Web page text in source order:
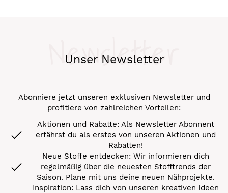
Unser Newsletter
Newsletter
Abonniere jetzt unseren exklusiven Newsletter und
profitiere von zahlreichen Vorteilen:
Aktionen und Rabatte: Als Newsletter Abonnent
erfährst du als erstes von unseren Aktionen und
Rabatten!
Neue Stoffe entdecken: Wir informieren dich
regelmäßig über die neuesten Stofftrends der
Saison. Plane mit uns deine neuen Nähprojekte.
Inspiration: Lass dich von unseren kreativen Ideen